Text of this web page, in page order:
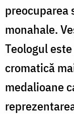
preocuparea
monahale.
Teologul
cromatică
medalioane